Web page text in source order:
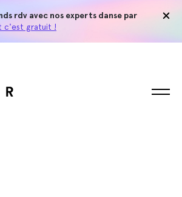
rdv avec nos experts danse par
c'est gratuit !